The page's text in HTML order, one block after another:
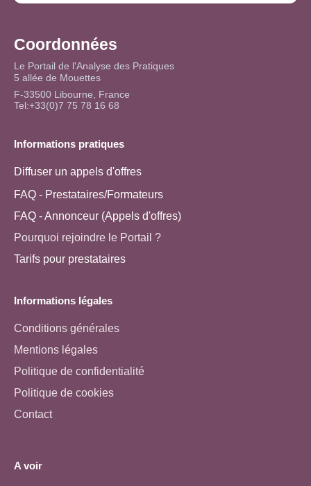
Coordonnées
Le Portail de l'Analyse des Pratiques
5 allée de Mouettes
F-33500 Libourne, France
Tel:+33(0)7 75 78 16 68
Informations pratiques
Diffuser un appels d'offres
FAQ - Prestataires/Formateurs
FAQ - Annonceur (Appels d'offres)
Pourquoi rejoindre le Portail ?
Tarifs pour prestataires
Informations légales
Conditions générales
Mentions légales
Politique de confidentialité
Politique de cookies
Contact
A voir